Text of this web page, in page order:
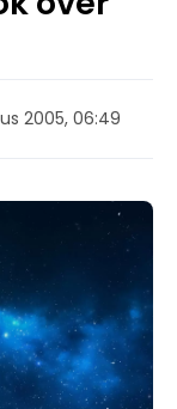
2005, 06:49